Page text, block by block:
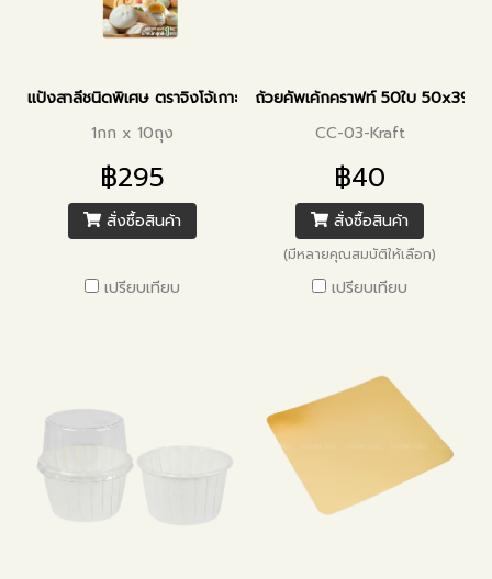
แป้งสาลีชนิดพิเศษ ตราจิงโจ้เกาะดาว
1กก x 10ถุง
฿295
สั่งซื้อสินค้า
เปรียบเทียบ
ถ้วยคัพเค้กคราฟท์ 50ใบ
CC-03-Kraft
฿40
สั่งซื้อสินค้า
(มีหลายคุณสมบัติให้เลือก)
เปรียบเทียบ